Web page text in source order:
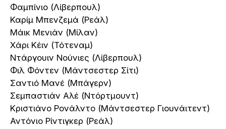
Φαμπίνιο (Λίβερπουλ)
Καρίμ Μπενζεμά (Ρεάλ)
Μάικ Μενιάν (Μίλαν)
Χάρι Κέιν (Τότεναμ)
Ντάργουιν Νούνιες (Λίβερπουλ)
Φιλ Φόντεν (Μάντσεστερ Σίτι)
Σαντιό Μανέ (Μπάγερν)
Σεμπαστιάν Αλέ (Ντόρτμουντ)
Κριστιάνο Ρονάλντο (Μάντσεστερ Γιουνάιτεντ)
Αντόνιο Ρίντιγκερ (Ρεάλ)